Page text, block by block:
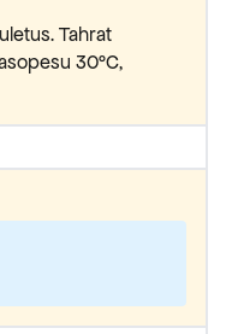
Tahrat
30°C,